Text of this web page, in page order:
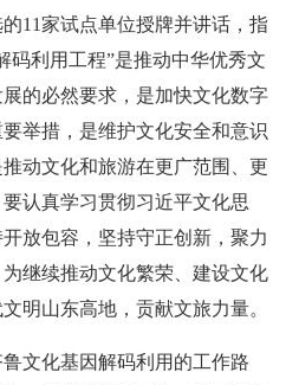
11家试点单位授牌并讲话，指
码利用工程”是推动中华优秀文
的必然要求，是加快文化数字
举措，是维护文化安全和意识
动文化和旅游在更广范围、更
认真学习贯彻习近平文化思
放包容，坚持守正创新，聚力
继续推动文化繁荣、建设文化
明山东高地，贡献文旅力量。
文化基因解码利用的工作路